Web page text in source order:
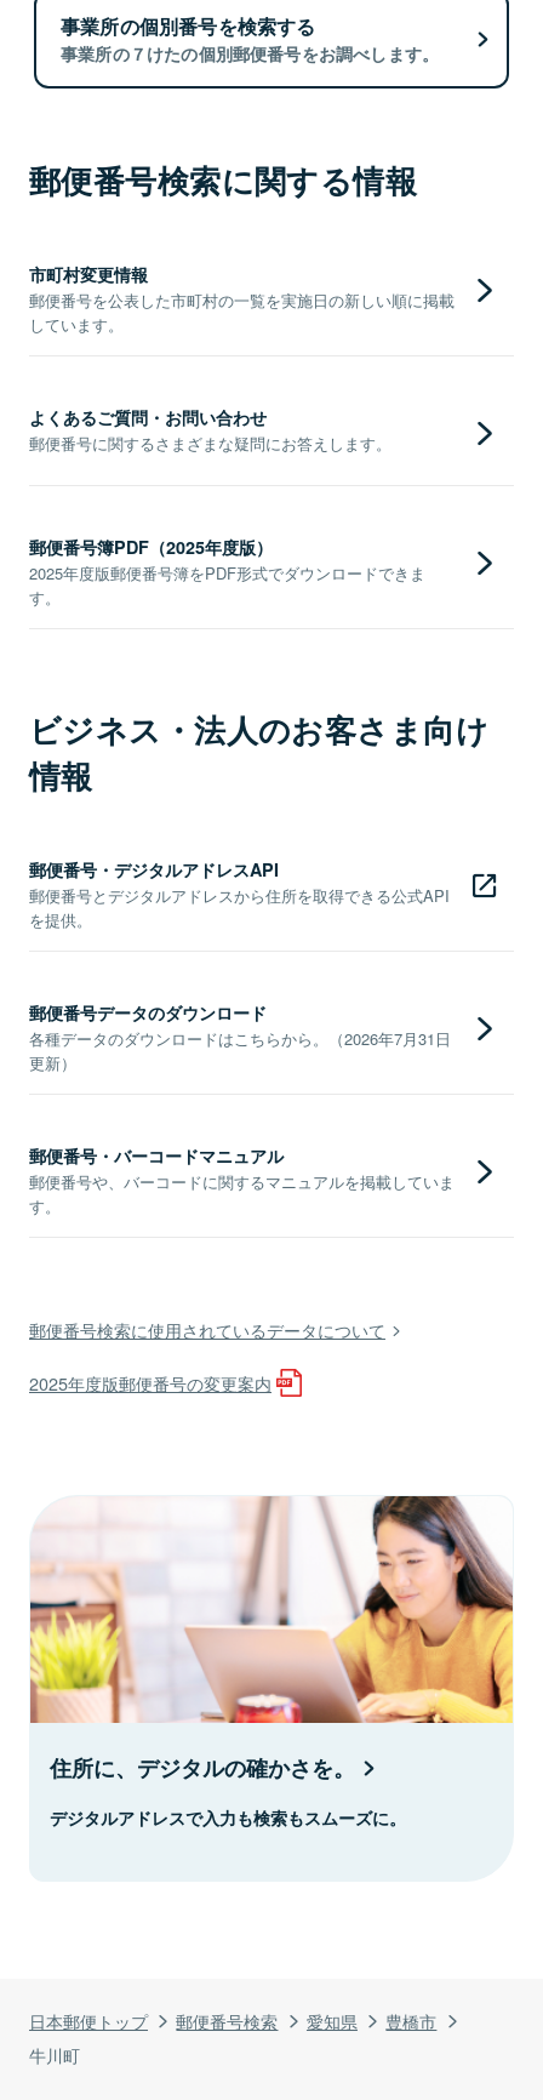
日本郵便トップ 郵便番号検索 愛知県
豊橋市
牛川町
事業所の個別番号を検索する
事業所の７けたの個別郵便番号をお調べします。
郵便番号検索に関する情報
市町村変更情報
郵便番号を公表した市町村の一覧を実施日の新しい順に掲載
しています。
よくあるご質問・お問い合わせ
郵便番号に関するさまざまな疑問にお答えします。
郵便番号簿PDF（2025年度版）
2025年度版郵便番号簿をPDF形式でダウンロードできま
す。
ビジネス・法人のお客さま向け
情報
郵便番号・デジタルアドレスAPI
郵便番号とデジタルアドレスから住所を取得できる公式API
を提供。
郵便番号データのダウンロード
各種データのダウンロードはこちらから。（2026年7月31日
更新）
郵便番号・バーコードマニュアル
郵便番号や、バーコードに関するマニュアルを掲載していま
す。
郵便番号検索に使用されているデータについて
2025年度版郵便番号の変更案内
住所に、デジタルの確かさを。
デジタルアドレスで入力も検索もスムーズに。